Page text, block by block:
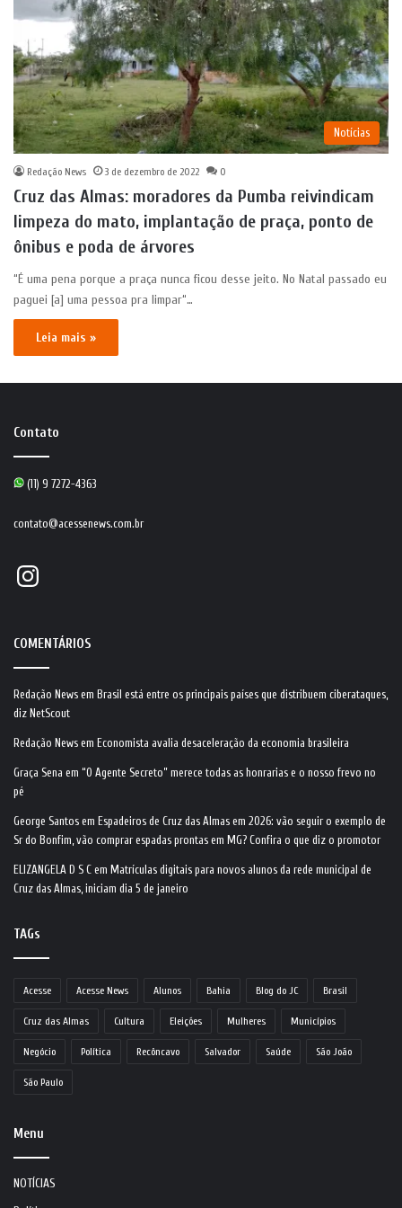
Notícias
Redação News 3 de dezembro de 2022 0
Cruz das Almas: moradores da Pumba reivindicam
limpeza do mato, implantação de praça, ponto de
ônibus e poda de árvores
“É uma pena porque a praça nunca ficou desse jeito. No Natal passado eu
paguei [a] uma pessoa pra limpar“…
Leia mais »
Contato
(11) 9 7272-4363
contato@acessenews.com.br
Instagram
COMENTÁRIOS
Redação News em Brasil está entre os principais países que distribuem ciberataques,
diz NetScout
Redação News em Economista avalia desaceleração da economia brasileira
Graça Sena em “O Agente Secreto” merece todas as honrarias e o nosso frevo no
pé
George Santos em Espadeiros de Cruz das Almas em 2026: vão seguir o exemplo de
Sr do Bonfim, vão comprar espadas prontas em MG? Confira o que diz o promotor
ELIZANGELA D S C em Matrículas digitais para novos alunos da rede municipal de
Cruz das Almas, iniciam dia 5 de janeiro
TAGs
Acesse Acesse News Alunos Bahia Blog do JC Brasil
Cruz das Almas Cultura Eleições Mulheres Municípios
Negócio Política Recôncavo Salvador Saúde São João
São Paulo
Menu
NOTÍCIAS